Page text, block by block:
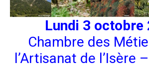
Lundi 3 octobre
Chambre des
l’Artisanat de l’Isère